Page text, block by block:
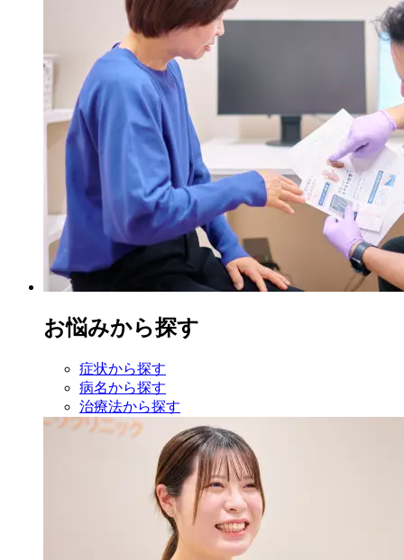
お悩みから探す
症状から探す
病名から探す
治療法から探す